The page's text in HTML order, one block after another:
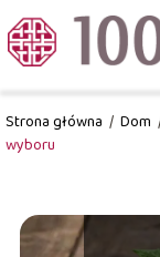
Strona główna / Dom
wyboru